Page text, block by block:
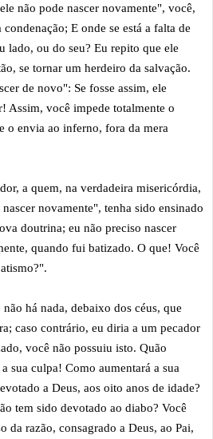
não pode nascer novamente", você,
E onde se está a falta de
lado, ou do seu? Eu repito que ele
se tornar um herdeiro da salvação.
de novo": Se fosse assim, ele
Assim, você impede totalmente o
o envia ao inferno, fora da mera
a quem, na verdadeira misericórdia,
novamente", tenha sido ensinado
doutrina; eu não preciso nascer
quando fui batizado. O que! Você
há nada, debaixo dos céus, que
caso contrário, eu diria a um pecador
você não possuiu isto. Quão
sua culpa! Como aumentará a sua
a Deus, aos oito anos de idade?
tem sido devotado ao diabo? Você
da razão, consagrado a Deus, ao Pai,